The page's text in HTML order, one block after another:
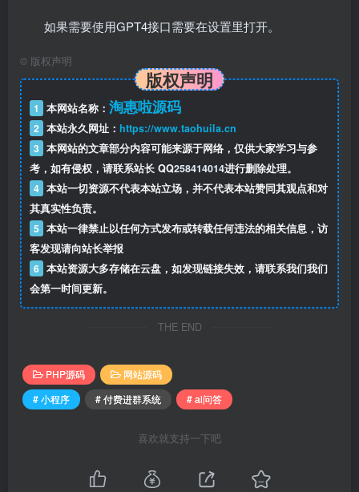
如果需要使用GPT4接口需要在设置里打开。
© 版权声明
版权声明
1 本网站名称： 淘惠啦源码
2 本站永久网址： https://www.taohuila.cn
3 本网站的文章部分内容可能来源于网络，仅供大家学习与参
考，如有侵权，请联系站长 QQ258414014进行删除处理。
4 本站一切资源不代表本站立场，并不代表本站赞同其观点和对
其真实性负责。
5 本站一律禁止以任何方式发布或转载任何违法的相关信息，访
客发现请向站长举报
6 本站资源大多存储在云盘，如发现链接失效，请联系我们我们
会第一时间更新。
THE END
PHP源码
网站源码
# 小程序
# 付费进群系统 # ai问答
喜欢就支持一下吧